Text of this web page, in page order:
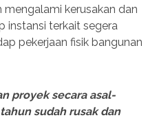
mengalami kerusakan dan
instansi terkait segera
pekerjaan fisik bangunan
proyek secara asal-
sudah rusak dan